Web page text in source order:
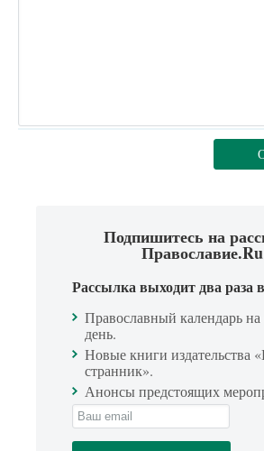
Подпишитесь на
Православие.Ru
Рассылка выходит два раза
Православный календарь
день.
Новые книги издательства
странник».
Анонсы предстоящих